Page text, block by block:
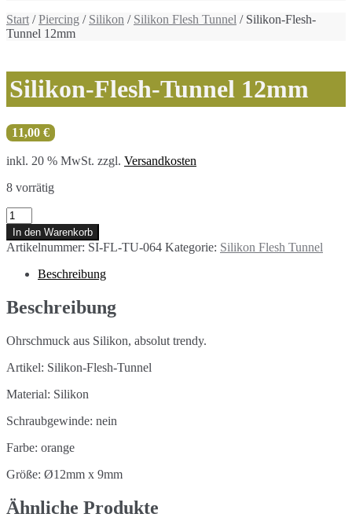
Start /Piercing / Silikon / Silikon Flesh Tunnel / Silikon-Flesh-
Tunnel 12mm
Silikon-Flesh-Tunnel 12mm
11,00 €
inkl. 20 % MwSt. zzgl. Versandkosten
8 vorrätig
Silikon-
Flesh-
Tunnel
12mm
Menge
In den Warenkorb
Artikelnummer: SI-FL-TU-064 Kategorie: Silikon Flesh Tunnel
Beschreibung
Beschreibung
Ohrschmuck aus Silikon, absolut trendy.
Artikel: Silikon-Flesh-Tunnel
Material: Silikon
Schraubgewinde: nein
Farbe: orange
Größe: Ø12mm x 9mm
Ähnliche Produkte